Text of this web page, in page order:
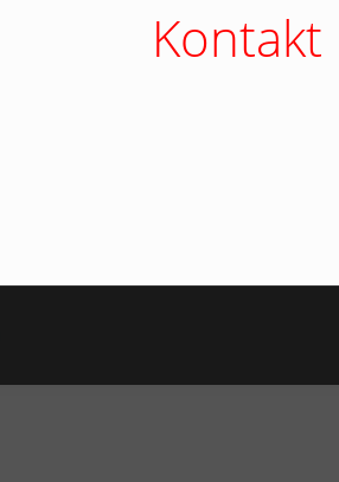
Kontakt